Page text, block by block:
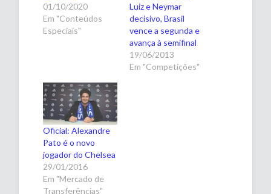
01/10/2020
Em "Conteúdos
Especiais"
Luiz e Neymar
decisivo, Brasil
vence a segunda e
avança à semifinal
19/06/2013
Em "Competições"
Oficial: Alexandre
Pato é o novo
jogador do Chelsea
29/01/2016
Em "Mercado de
Transferências"